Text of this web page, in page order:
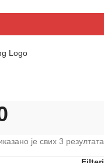
је свих 3 резултата